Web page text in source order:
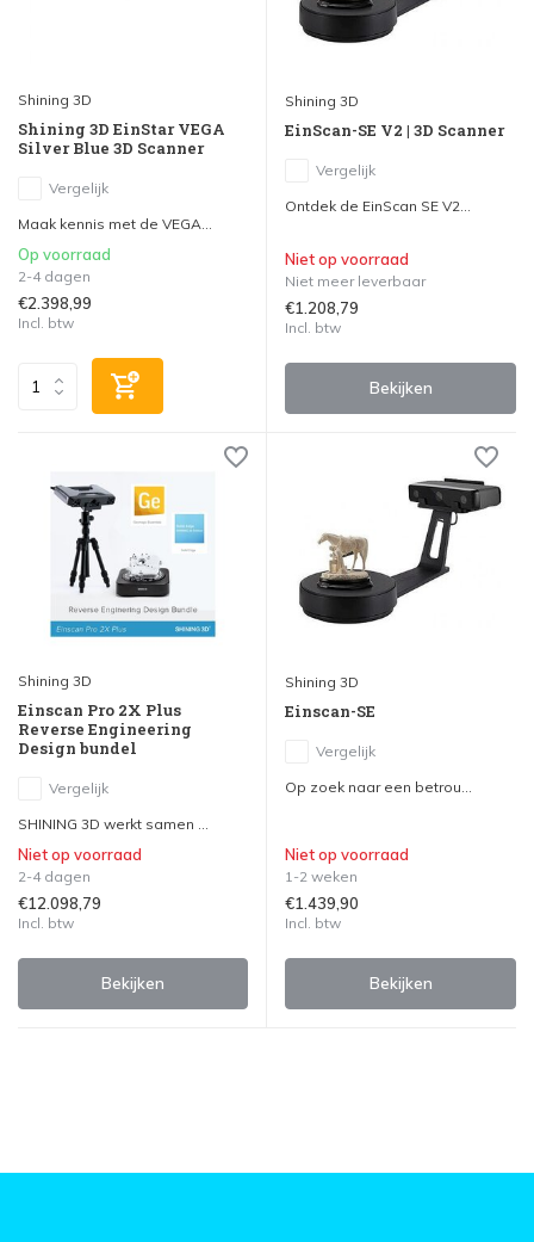
Shining 3D
Shining 3D EinStar VEGA
Silver Blue 3D Scanner
Vergelijk
Maak kennis met de VEGA...
Op voorraad
2-4 dagen
€2.398,99
Incl. btw
Shining 3D
EinScan-SE V2 | 3D Scanner
Vergelijk
Ontdek de EinScan SE V2...
Niet op voorraad
Niet meer leverbaar
€1.208,79
Incl. btw
Bekijken
Shining 3D
Einscan Pro 2X Plus
Reverse Engineering
Design bundel
Vergelijk
SHINING 3D werkt samen ...
Niet op voorraad
2-4 dagen
€12.098,79
Incl. btw
Bekijken
Shining 3D
Einscan-SE
Vergelijk
Op zoek naar een betrou...
Niet op voorraad
1-2 weken
€1.439,90
Incl. btw
Bekijken